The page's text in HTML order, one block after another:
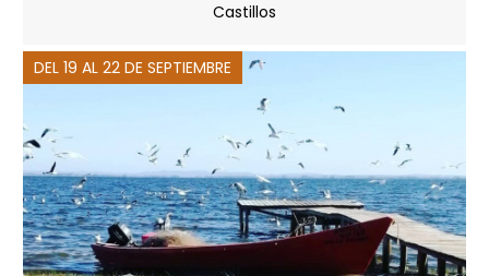
Castillos
DEL 19 AL 22 DE SEPTIEMBRE